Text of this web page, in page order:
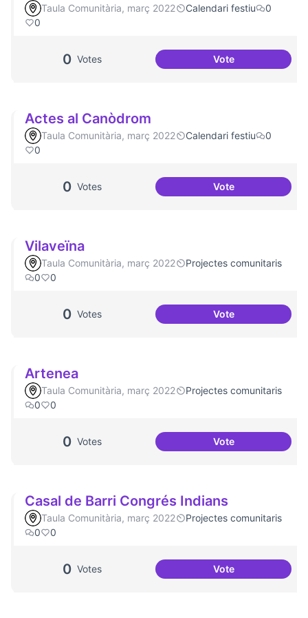
Taula Comunitària, març 2022 Calendari festiu
0
0
0 Votes VoteDia Mundial de la
Actes al Canòdrom
Taula Comunitària, març 2022 Calendari festiu
0
0
0 Votes VoteActes al
Vilaveïna
Taula Comunitària, març 2022
Projectes comunitaris
0
0
0 Votes VoteVilaveïna
Artenea
Taula Comunitària, març 2022
Projectes comunitaris
0
0
0 Votes VoteArtenea
Casal de Barri Congrés Indians
Taula Comunitària, març 2022
Projectes comunitaris
0
0
0 Votes VoteCasal de Barri